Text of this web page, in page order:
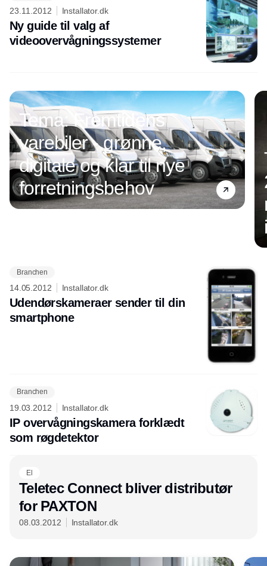
23.11.2012 Installator.dk
Ny guide til valg af
videoovervågningssystemer
Tema: Fremtidens
varebiler - grønne,
digitale og klar til nye
forretningsbehov
Branchen
14.05.2012 Installator.dk
Udendørskameraer sender til din
smartphone
Branchen
19.03.2012 Installator.dk
IP overvågningskamera forklædt
som røgdetektor
El
Teletec Connect bliver distributør
for PAXTON
08.03.2012 Installator.dk